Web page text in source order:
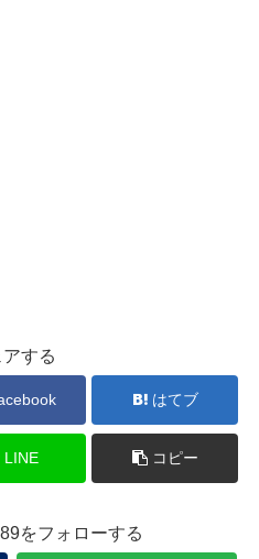
アする
はてブ
LINE コピー
をフォローする